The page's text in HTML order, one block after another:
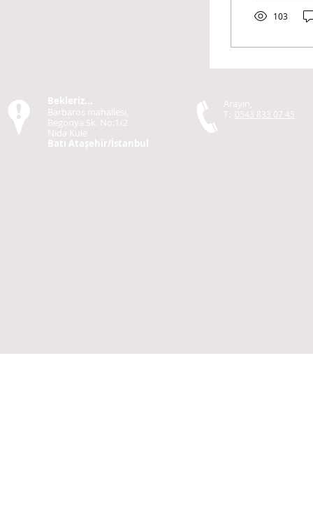
103
Bekleriz...
Barbaros mahallesi,
Begonya Sk. No:1/2
Nida Kule
Batı Ataşehir/İstanbul
Arayın,
T: 0543 833 07 45